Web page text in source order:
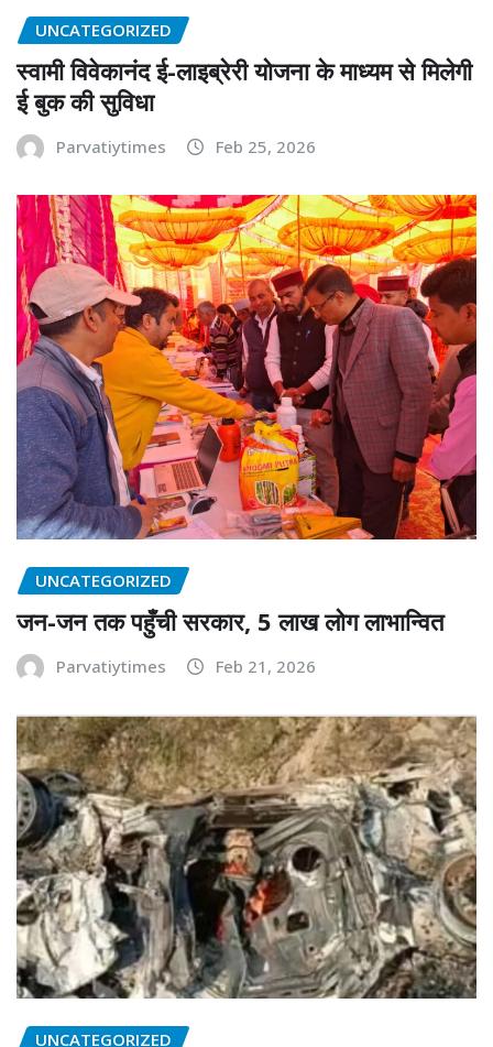
UNCATEGORIZED
स्वामी विवेकानंद ई-लाइब्रेरी योजना के माध्यम से मिलेगी
ई बुक की सुविधा
Parvatiytimes Feb 25, 2026
UNCATEGORIZED
जन-जन तक पहुँची सरकार, 5 लाख लोग लाभान्वित
Parvatiytimes Feb 21, 2026
UNCATEGORIZED